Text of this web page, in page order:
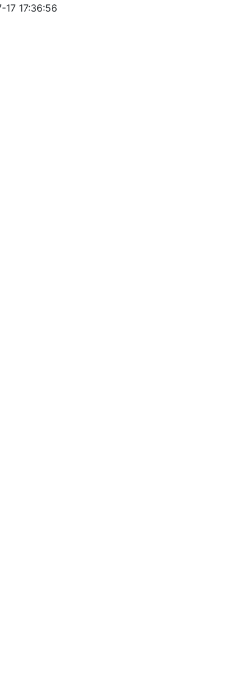
17 17:36:56